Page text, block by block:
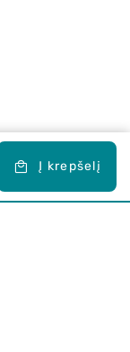
Į krepšelį